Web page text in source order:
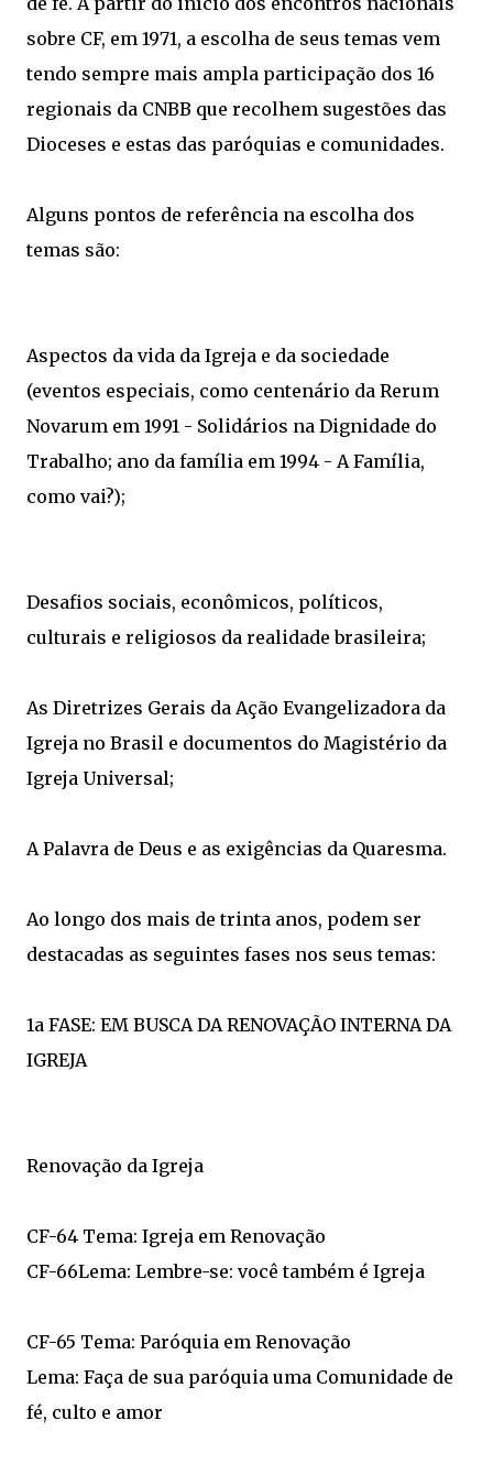
sobre CF, em 1971, a escolha de seus temas vem
tendo sempre mais ampla participação dos 16
regionais da CNBB que recolhem sugestões das
Dioceses e estas das paróquias e comunidades.
Alguns pontos de referência na escolha dos
temas são:
Aspectos da vida da Igreja e da sociedade
(eventos especiais, como centenário da Rerum
Novarum em 1991 - Solidários na Dignidade do
Trabalho; ano da família em 1994 - A Família,
como vai?);
Desafios sociais, econômicos, políticos,
culturais e religiosos da realidade brasileira;
As Diretrizes Gerais da Ação Evangelizadora da
Igreja no Brasil e documentos do Magistério da
Igreja Universal;
A Palavra de Deus e as exigências da Quaresma.
Ao longo dos mais de trinta anos, podem ser
destacadas as seguintes fases nos seus temas:
1a FASE: EM BUSCA DA RENOVAÇÃO INTERNA DA
IGREJA
Renovação da Igreja
CF-64 Tema: Igreja em Renovação
CF-66Lema: Lembre-se: você também é Igreja
CF-65 Tema: Paróquia em Renovação
Lema: Faça de sua paróquia uma Comunidade de
fé, culto e amor